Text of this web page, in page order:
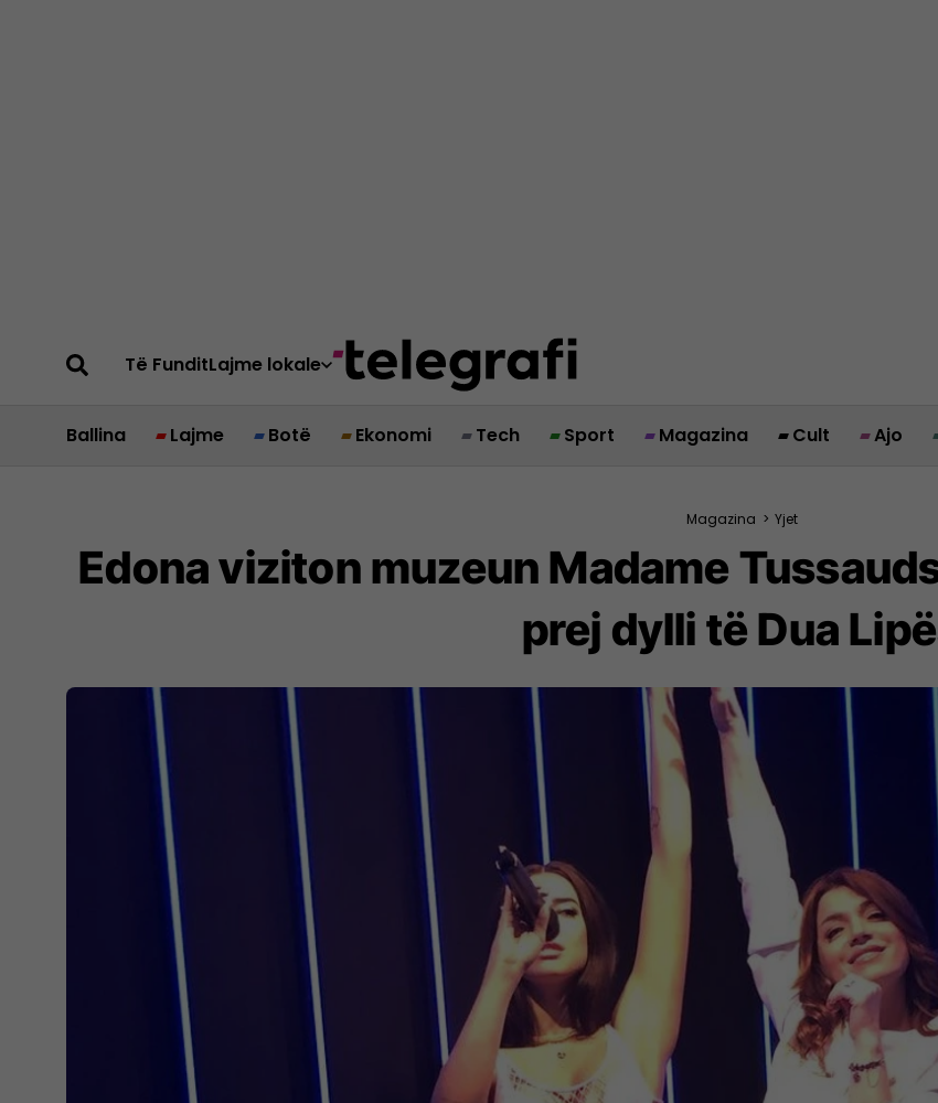
Të FunditLajme lokale
Ballina Lajme Botë Ekonomi Tech Sport Magazina Cult Ajo
Magazina > Yjet
Edona viziton muzeun Madame
prej dylli të Dua